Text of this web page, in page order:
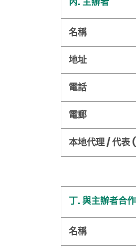
名稱
地址
電話
電郵
本地代理 / 代表
丁. 與主辦者合
名稱